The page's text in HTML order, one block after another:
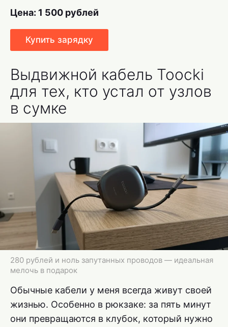
Цена: 1 500 рублей
Купить зарядку
Выдвижной кабель Toocki
для тех, кто устал от узлов
в сумке
280 рублей и ноль запутанных проводов — идеальная
мелочь в подарок
Обычные кабели у меня всегда живут своей
жизнью. Особенно в рюкзаке: за пять минут
они превращаются в клубок, который нужно